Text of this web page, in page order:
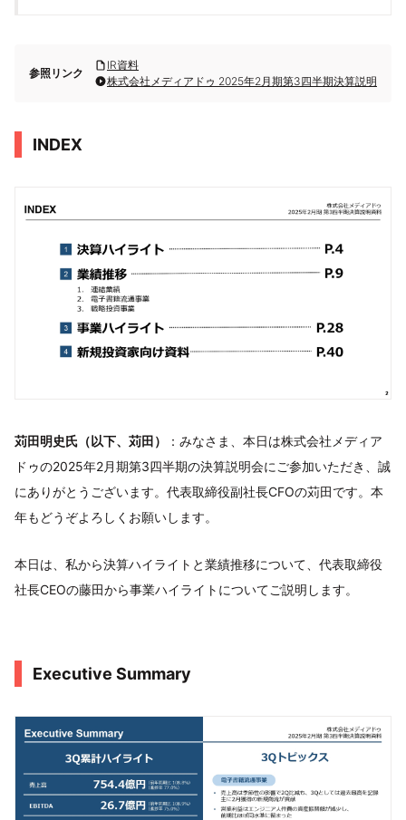
参照リンク
IR資料
株式会社メディアドゥ 2025年2月期第3四半期決算説明
INDEX
苅田明史氏（以下、苅田）
：みなさま、本日は株式会社メディア
ドゥの2025年2月期第3四半期の決算説明会にご参加いただき、誠
にありがとうございます。代表取締役副社長CFOの苅田です。本
年もどうぞよろしくお願いします。
本日は、私から決算ハイライトと業績推移について、代表取締役
社長CEOの藤田から事業ハイライトについてご説明します。
Executive Summary